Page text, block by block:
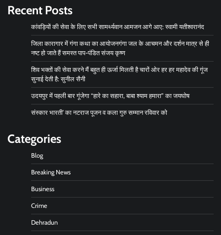
Recent Posts
कांवड़ियों की सेवा के लिए सभी सामर्थ्यवान आमजन आगे आए: स्वामी यतीश्वरानंद
जिला कारागार में गंगा कथा का आयोजनगंगा जल के आचमन और दर्शन मात्र से ही
नष्ट हो जाते हैं समस्त पाप-पंडित संजय कृष्ण
शिव भक्तों की सेवा करने मैं बहुत ही ऊर्जा मिलती है चारों ओर हर हर महादेव की गूंज
सुनाई देती है: सुनील सैनी
उदयपुर में पहली बार गूंजेगा “हारे का सहारा, बाबा श्याम हमारा” का जयघोष
संस्कार भारती’ का नटराज पूजन व कला गुरु सम्मान रविवार को
Categories
Blog
Breaking News
Business
Crime
Dehradun